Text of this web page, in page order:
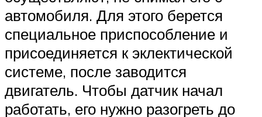
автомобиля. Для этого берется
специальное приспособление и
присоединяется к эклектической
системе, после заводится
двигатель. Чтобы датчик начал
работать, его нужно разогреть до